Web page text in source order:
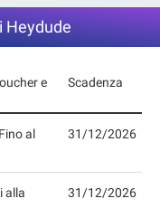
Heydude
e
Scadenza
al
31/12/2026
alla
31/12/2026